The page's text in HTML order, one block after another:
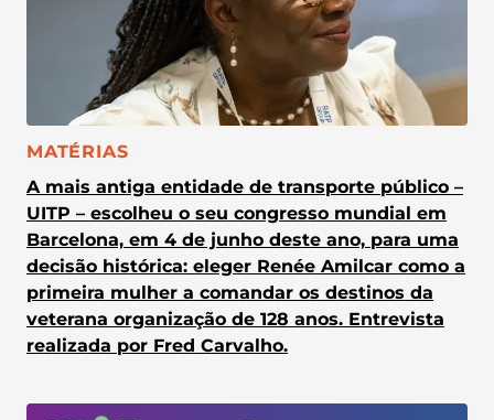
CATEGORIA:
MATÉRIAS
A mais antiga entidade de transporte público –
UITP – escolheu o seu congresso mundial em
Barcelona, em 4 de junho deste ano, para uma
decisão histórica: eleger Renée Amilcar como a
primeira mulher a comandar os destinos da
veterana organização de 128 anos. Entrevista
realizada por Fred Carvalho.